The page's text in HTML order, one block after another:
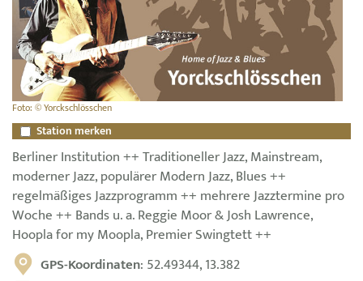
Foto: © Yorckschlösschen
Station merken
Berliner Institution ++ Traditioneller Jazz, Mainstream,
moderner Jazz, populärer Modern Jazz, Blues ++
regelmäßiges Jazzprogramm ++ mehrere Jazztermine pro
Woche ++ Bands u. a. Reggie Moor & Josh Lawrence,
Hoopla for my Moopla, Premier Swingtett ++
GPS-Koordinaten: 52.49344, 13.382